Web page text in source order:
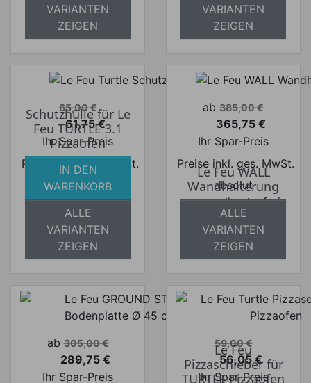
VARIANTEN
ZEIGEN
VARIANTEN
ZEIGEN
Verkaufspreis
65,00 €
Preis
61,75 €
Ihr Spar-Preis
Preise inkl. ges. MwSt.
absolut
versandkostenfrei
Schutzhülle für Le
Feu TURTLE 3.1
Pizzaofen
IN DEN
WARENKORB
ALLE
VARIANTEN
ZEIGEN
Verkaufspreis
ab 385,00 €
Preis
365,75 €
Ihr Spar-Preis
Preise inkl. ges. MwSt.
absolut
versandkostenfrei
Le Feu WALL
Wandhalterung
ALLE
VARIANTEN
ZEIGEN
Verkaufspreis
ab 305,00 €
Preis
289,75 €
Ihr Spar-Preis
Verkaufspreis
59,00 €
Preis
56,05 €
Ihr Spar-Preis
Le Feu
Pizzaschieber für
TURTLE Pizzaofen